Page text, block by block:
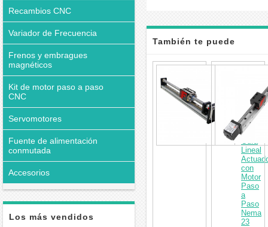
Recambios CNC
Variador de Frecuencia
Frenos y embragues
magnéticos
Kit de motor paso a paso
CNC
Servomotores
Fuente de alimentación
conmutada
Accesorios
Los más vendidos
También te puede
interesar
con
Husillo
de
Bolas
y
Guía
Lineal
con
Motor
Paso
a
Paso
Nema
23